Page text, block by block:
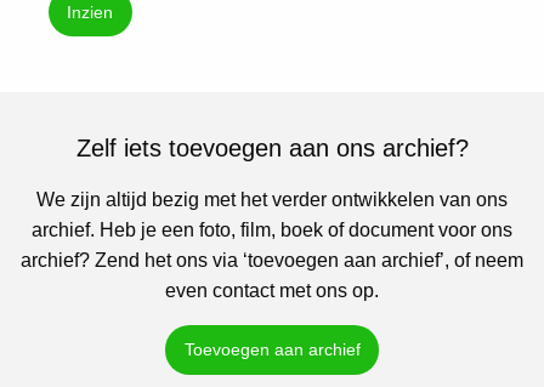
Inzien
Zelf iets toevoegen aan ons archief?
We zijn altijd bezig met het verder ontwikkelen van ons
archief. Heb je een foto, film, boek of document voor ons
archief? Zend het ons via ‘toevoegen aan archief’, of neem
even contact met ons op.
Toevoegen aan archief